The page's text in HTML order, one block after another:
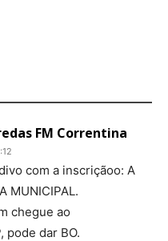
FM Correntina
com a inscriçãoo: A
MUNICIPAL.
chegue ao
pode dar BO.